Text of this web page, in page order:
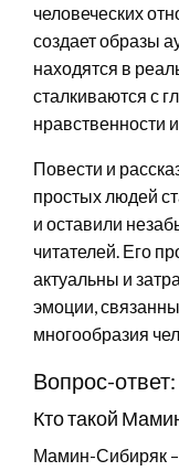
человеческих
создает образы
находятся в
сталкиваются с
нравственности
Повести и
простых людей
и оставили
читателей. Его
актуальны и
эмоции,
многообразия
Вопрос-ответ:
Кто такой
Мамин-Сибиряк –